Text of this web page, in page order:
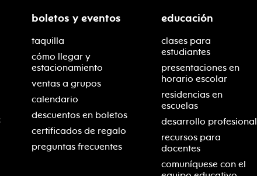
boletos y eventos
taquilla
cómo llegar y
estacionamiento
ventas a grupos
calendario
descuentos en boletos
certificados de regalo
preguntas frecuentes
educación
clases para
estudiantes
presentaciones en
horario escolar
residencias en
escuelas
desarrollo profesional
recursos para
docentes
comuníquese con el